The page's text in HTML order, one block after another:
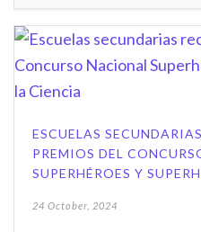
ESCUELAS
PREMIOS DEL
SUPERHÉROES Y
24 October, 2024